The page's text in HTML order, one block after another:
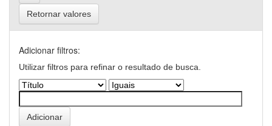
Retornar valores
Adicionar filtros:
Utilizar filtros para refinar o resultado de busca.